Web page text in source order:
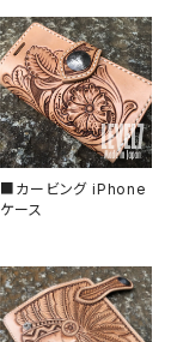
■カービング iPhone
ケース